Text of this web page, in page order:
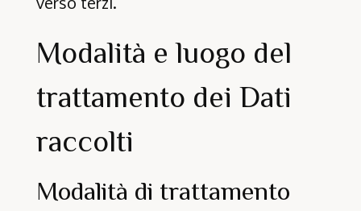
Modalità e luogo del
trattamento dei Dati
raccolti
Modalità di trattamento